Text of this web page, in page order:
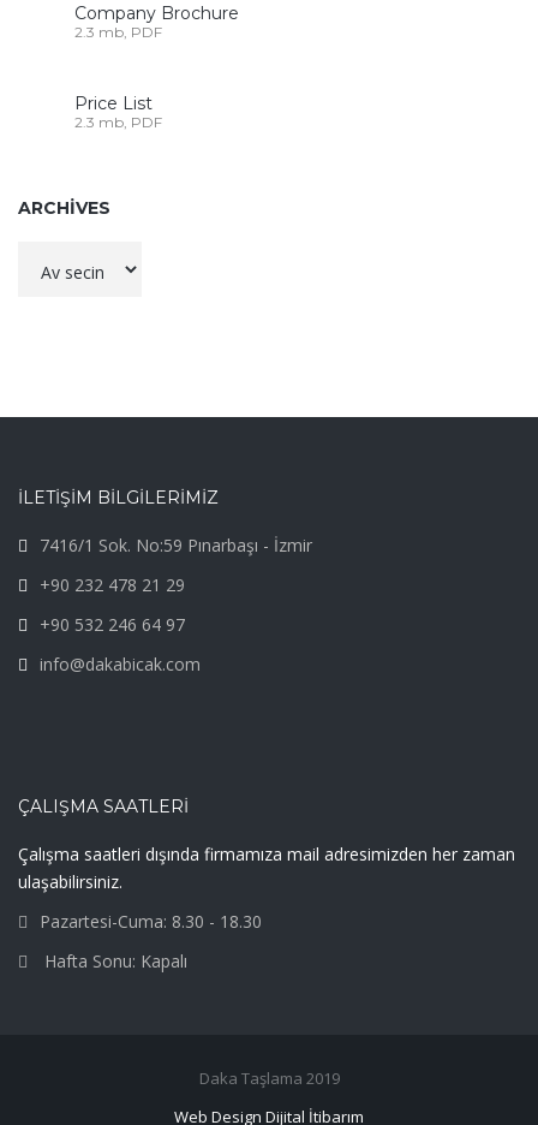
Company Brochure
2.3 mb, PDF
Price List
2.3 mb, PDF
ARCHIVES
İLETİŞİM BİLGİLERİMİZ
7416/1 Sok. No:59 Pınarbaşı - İzmir
+90 232 478 21 29
+90 532 246 64 97
info@dakabicak.com
ÇALIŞMA SAATLERI
Çalışma saatleri dışında firmamıza mail adresimizden her zaman
ulaşabilirsiniz.
Pazartesi-Cuma: 8.30 - 18.30
Hafta Sonu: Kapalı
Daka Taşlama 2019
Web Design Dijital İtibarım